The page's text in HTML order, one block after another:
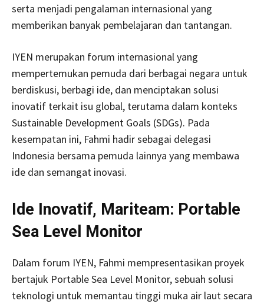
serta menjadi pengalaman internasional yang
memberikan banyak pembelajaran dan tantangan.
IYEN merupakan forum internasional yang
mempertemukan pemuda dari berbagai negara untuk
berdiskusi, berbagi ide, dan menciptakan solusi
inovatif terkait isu global, terutama dalam konteks
Sustainable Development Goals (SDGs). Pada
kesempatan ini, Fahmi hadir sebagai delegasi
Indonesia bersama pemuda lainnya yang membawa
ide dan semangat inovasi.
Ide Inovatif, Mariteam: Portable
Sea Level Monitor
Dalam forum IYEN, Fahmi mempresentasikan proyek
bertajuk Portable Sea Level Monitor, sebuah solusi
teknologi untuk memantau tinggi muka air laut secara